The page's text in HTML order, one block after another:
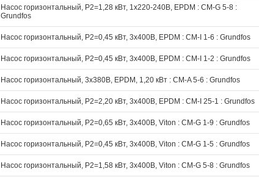
Насос горизонтальный, P2=1,28 кВт, 1х220-240В, EPDM : CM-G 5-8 :
Grundfos
Насос горизонтальный, P2=0,45 кВт, 3х400В, EPDM : CM-I 1-6 : Grundfos
Насос горизонтальный, P2=0,45 кВт, 3х400В, EPDM : CM-I 1-2 : Grundfos
Насос горизонтальный, 3х380В, EPDM, 1,20 кВт : CM-A 5-6 : Grundfos
Насос горизонтальный, P2=2,20 кВт, 3х400В, EPDM : CM-I 25-1 : Grundfos
Насос горизонтальный, P2=0,65 кВт, 3х400В, Viton : CM-G 1-9 : Grundfos
Насос горизонтальный, P2=0,45 кВт, 3х400В, Viton : CM-G 1-5 : Grundfos
Насос горизонтальный, P2=1,58 кВт, 3х400В, Viton : CM-G 5-8 : Grundfos